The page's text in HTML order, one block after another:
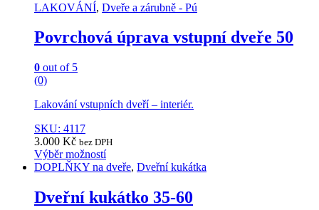
LAKOVÁNÍ, Dveře a zárubně - Pú
Povrchová úprava vstupní dveře 50
0 out of 5
(0)
Lakování vstupních dveří – interiér.
SKU: 4117
3.000 Kč bez DPH
Výběr možností
This
has
multiple
DOPLŇKY na dveře, Dveřní kukátka
Dveřní kukátko 35-60